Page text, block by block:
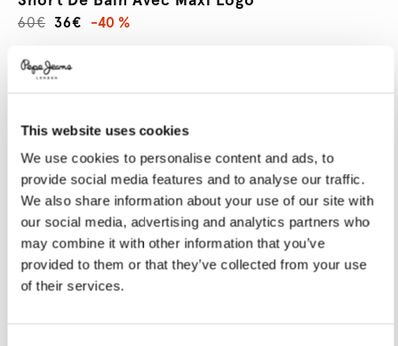
This website uses cookies
We use cookies to personalise content and ads, to
provide social media features and to analyse our traffic.
We also share information about your use of our site with
our social media, advertising and analytics partners who
may combine it with other information that you’ve
provided to them or that they’ve collected from your use
of their services.
36€
60€ -40 %
Promotions
Variations
COULEURS:
SÉLECTIONNEZ LA TAILLE:
S M L XL
Guide des tailles